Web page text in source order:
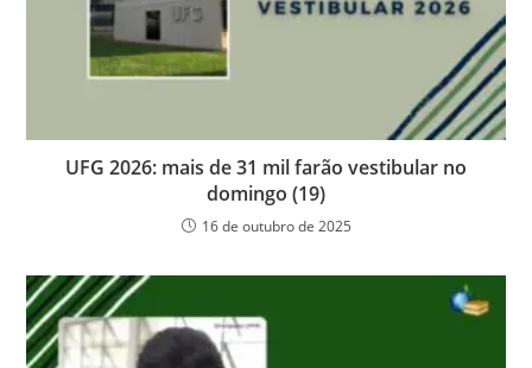
UFG 2026: mais de 31 mil farão vestibular no
domingo (19)
16 de outubro de 2025